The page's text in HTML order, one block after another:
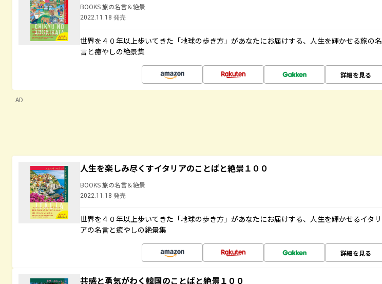
BOOKS 旅の名言＆絶景
2022.11.18 発売
世界を４０年以上歩いてきた「地球の歩き方」があなたにお届けする、人生を輝かせる旅の名
言と癒やしの絶景集
詳細を見る
AD
人生を楽しみ尽くすイタリアのことばと絶景１００
BOOKS 旅の名言＆絶景
2022.11.18 発売
世界を４０年以上歩いてきた「地球の歩き方」があなたにお届けする、人生を輝かせるイタリ
アの名言と癒やしの絶景集
詳細を見る
共感と勇気がわく韓国のことばと絶景１００